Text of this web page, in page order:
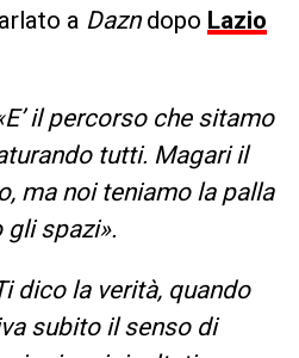
a Dazndopo Lazio
il percorso che sitamo
tutti. Magari il
ma noi teniamo la palla
gli spazi».
dico la verità, quando
subito il senso di